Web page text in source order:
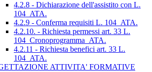
4.2.8 - Dichiarazione dell'assistito con L.
104_ATA.
4.2.9 - Conferma requisiti L. 104_ATA.
4.2.10. - Richiesta permessi art. 33 L.
104_Cronoprogramma_ATA.
4.2.11 - Richiesta benefici art. 33 L.
104_ATA.
ATTIVITA' FORMATIVE